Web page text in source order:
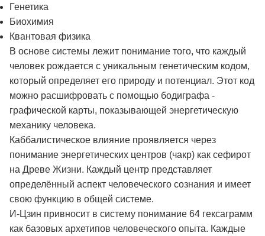
Генетика
Биохимия
Квантовая физика
В основе системы лежит понимание того, что каждый
человек рождается с уникальным генетическим кодом,
который определяет его природу и потенциал. Этот код
можно расшифровать с помощью бодиграфа -
графической карты, показывающей энергетическую
механику человека.
Каббалистическое влияние проявляется через
понимание энергетических центров (чакр) как сефирот
на Древе Жизни. Каждый центр представляет
определённый аспект человеческого сознания и имеет
свою функцию в общей системе.
И-Цзин привносит в систему понимание 64 гексаграмм
как базовых архетипов человеческого опыта. Каждые